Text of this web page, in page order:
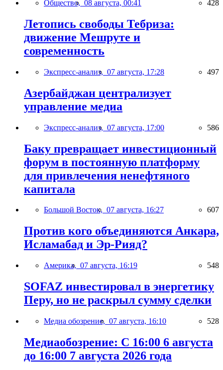
Общество, 08 августа, 00:41 428
Летопись свободы Тебриза:
движение Мешруте и
современность
Экспресс-анализ, 07 августа, 17:28 497
Азербайджан централизует
управление медиа
Экспресс-анализ, 07 августа, 17:00 586
Баку превращает инвестиционный
форум в постоянную платформу
для привлечения ненефтяного
капитала
Большой Восток, 07 августа, 16:27 607
Против кого объединяются Анкара,
Исламабад и Эр-Рияд?
Америка, 07 августа, 16:19 548
SOFAZ инвестировал в энергетику
Перу, но не раскрыл сумму сделки
Медиа обозрение, 07 августа, 16:10 528
Медиаобозрение: С 16:00 6 августа
до 16:00 7 августа 2026 года